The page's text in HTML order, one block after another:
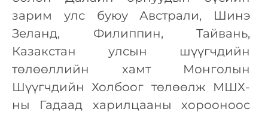
зарим улс буюу Австрали, Шинэ
Зеланд, Филиппин, Тайвань,
Казакстан улсын шүүгчдийн
төлөөллийн хамт Монголын
Шүүгчдийн Холбоог төлөөлж МШХ-
ны Гадаад харилцааны хорооноос